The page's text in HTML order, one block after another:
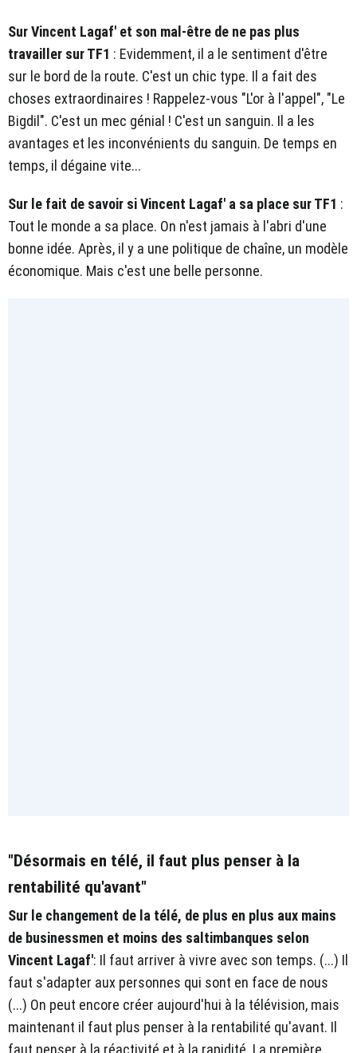
Sur Vincent Lagaf' et son mal-être de ne pas plus
travailler sur TF1 : Evidemment, il a le sentiment d'être
sur le bord de la route. C'est un chic type. Il a fait des
choses extraordinaires ! Rappelez-vous "L'or à l'appel", "Le
Bigdil". C'est un mec génial ! C'est un sanguin. Il a les
avantages et les inconvénients du sanguin. De temps en
temps, il dégaine vite...
Sur le fait de savoir si Vincent Lagaf' a sa place sur TF1 :
Tout le monde a sa place. On n'est jamais à l'abri d'une
bonne idée. Après, il y a une politique de chaîne, un modèle
économique. Mais c'est une belle personne.
"Désormais en télé, il faut plus penser à la
rentabilité qu'avant"
Sur le changement de la télé, de plus en plus aux mains
de businessmen et moins des saltimbanques selon
Vincent Lagaf': Il faut arriver à vivre avec son temps. (...) Il
faut s'adapter aux personnes qui sont en face de nous
(...) On peut encore créer aujourd'hui à la télévision, mais
maintenant il faut plus penser à la rentabilité qu'avant. Il
faut penser à la réactivité et à la rapidité. La première